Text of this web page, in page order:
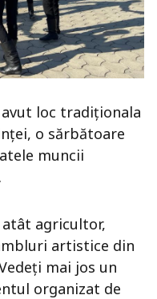
avut loc tradiționala
o sărbătoare
muncii
agricultor,
artistice din
mai jos un
organizat de